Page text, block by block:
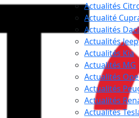
Actualités
Actualité
Actualités
Actualités Jeep
Actualités Kia
Actualités MG
Actualités
Actualités
Actualités
Actualités